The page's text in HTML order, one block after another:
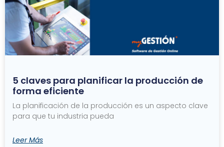
5 claves para planificar la producción de
forma eficiente
La planificación de la producción es un aspecto clave
para que tu industria pueda
Leer Más